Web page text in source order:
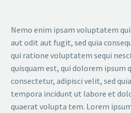
Nemo enim ipsam voluptatem
aut odit aut fugit, sed quia
qui ratione voluptatem sequi
quisquam est, qui dolorem ipsum
consectetur, adipisci velit, sed
tempora incidunt ut labore et
quaerat volupta tem. Lorem